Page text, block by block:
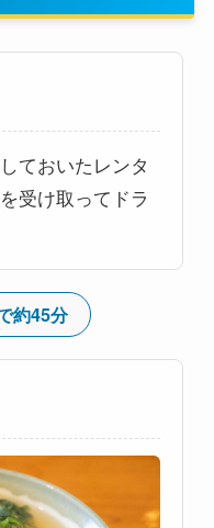
ておいたレンタ
受け取ってドラ
約45分